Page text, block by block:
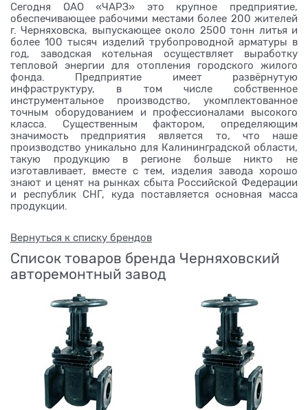
Сегодня ОАО «ЧАРЗ» это крупное предприятие,
обеспечивающее рабочими местами более 200 жителей
г. Черняховска, выпускающее около 2500 тонн литья и
более 100 тысяч изделий трубопроводной арматуры в
год, заводская котельная осуществляет выработку
тепловой энергии для отопления городского жилого
фонда. Предприятие имеет развёрнутую
инфраструктуру, в том числе собственное
инструментальное производство, укомплектованное
точным оборудованием и профессионалами высокого
класса. Существенным фактором, определяющим
значимость предприятия является то, что наше
производство уникально для Калининградской области,
такую продукцию в регионе больше никто не
изготавливает, вместе с тем, изделия завода хорошо
знают и ценят на рынках сбыта Российской Федерации
и республик СНГ, куда поставляется основная масса
продукции.
Вернуться к списку брендов
Список товаров бренда Черняховский
авторемонтный завод